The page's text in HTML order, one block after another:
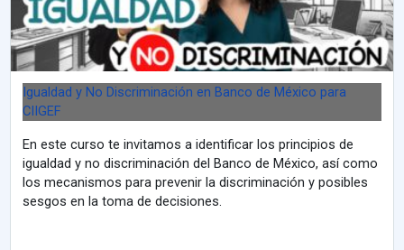
Igualdad y No Discriminación en Banco de México para
CIIGEF
En este curso te invitamos a identificar los principios de
igualdad y no discriminación del Banco de México, así como
los mecanismos para prevenir la discriminación y posibles
sesgos en la toma de decisiones.